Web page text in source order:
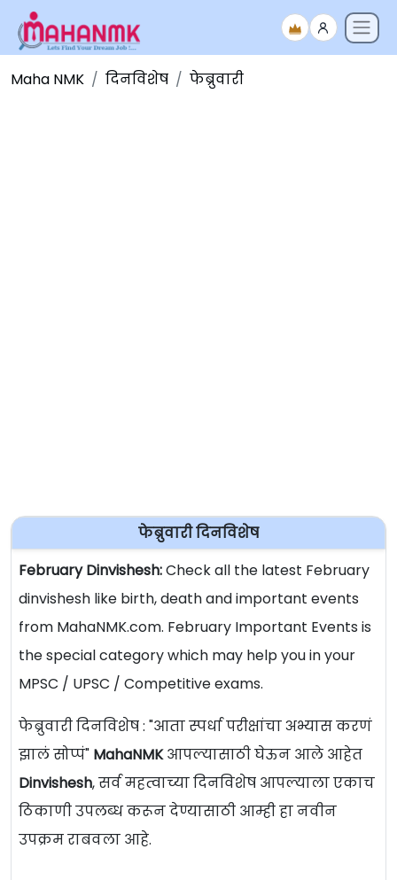
Maha NMK दिनविशेष फेब्रुवारी
फेब्रुवारी दिनविशेष
February Dinvishesh:Check all the latest February
dinvishesh like birth, death and important events
from MahaNMK.com. February Important Events is
the special category which may help you in your
MPSC / UPSC / Competitive exams.
फेब्रुवारी दिनविशेष : "आता स्पर्धा परीक्षांचा अभ्यास करणं
झालं सोप्पं" MahaNMKआपल्यासाठी घेऊन आले आहेत
Dinvishesh, सर्व महत्वाच्या दिनविशेष आपल्याला एकाच
ठिकाणी उपलब्ध करून देण्यासाठी आम्ही हा नवीन
उपक्रम राबवला आहे.